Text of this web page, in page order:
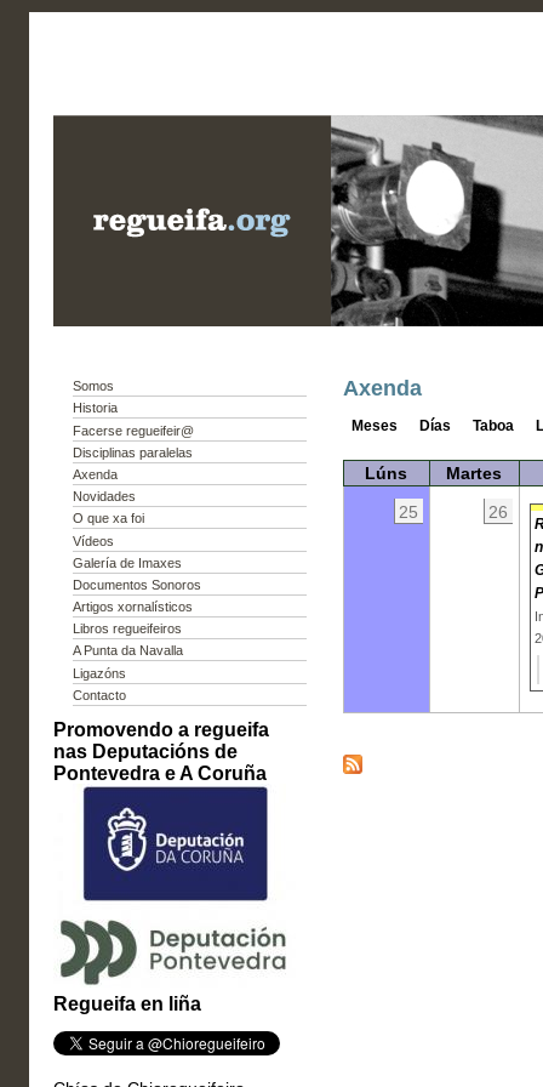
Somos
Historia
Facerse regueifeir@
Disciplinas paralelas
Axenda
Novidades
O que xa foi
Vídeos
Galería de Imaxes
Documentos Sonoros
Artigos xornalísticos
Libros regueifeiros
A Punta da Navalla
Ligazóns
Contacto
Promovendo a regueifa
nas Deputacións de
Pontevedra e A Coruña
Regueifa en liña
Axenda
Meses Días Taboa
Lúns Martes
25
26